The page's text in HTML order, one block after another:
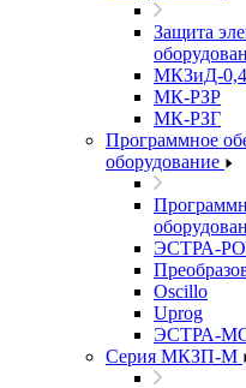
Защита
МКЗиД-0,4
МК-РЗР
МК-РЗГ
Программное
оборудование
ЭСТРА-
Oscillo
Uprog
ЭСТРА-
Серия МКЗП-М